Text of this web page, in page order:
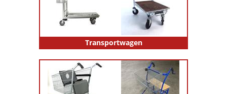
Transportwagen